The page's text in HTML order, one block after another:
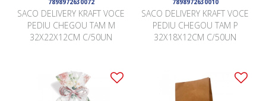
7898972630072
SACO DELIVERY KRAFT VOCE
PEDIU CHEGOU TAM M
32X22X12CM C/50UN
7898972630010
SACO DELIVERY KRAFT VOCE
PEDIU CHEGOU TAM P
32X18X12CM C/50UN